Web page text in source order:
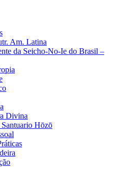
Am. Latina
da Seicho-No-Ie do Brasil –
Divina
Hōzō